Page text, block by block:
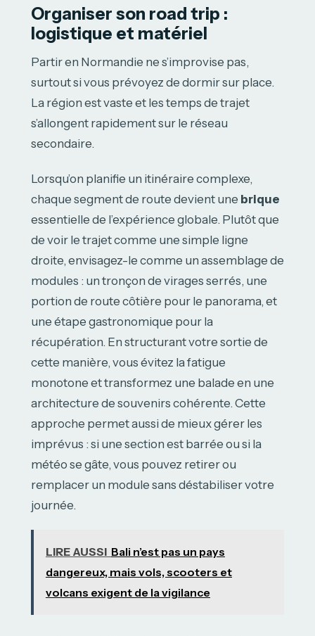
Organiser son road trip :
logistique et matériel
Partir en Normandie ne s’improvise pas,
surtout si vous prévoyez de dormir sur place.
La région est vaste et les temps de trajet
s’allongent rapidement sur le réseau
secondaire.
Lorsqu’on planifie un itinéraire complexe,
chaque segment de route devient une brique
essentielle de l’expérience globale. Plutôt que
de voir le trajet comme une simple ligne
droite, envisagez-le comme un assemblage de
modules : un tronçon de virages serrés, une
portion de route côtière pour le panorama, et
une étape gastronomique pour la
récupération. En structurant votre sortie de
cette manière, vous évitez la fatigue
monotone et transformez une balade en une
architecture de souvenirs cohérente. Cette
approche permet aussi de mieux gérer les
imprévus : si une section est barrée ou si la
météo se gâte, vous pouvez retirer ou
remplacer un module sans déstabiliser votre
journée.
LIRE AUSSI Bali n’est pas un pays
dangereux, mais vols, scooters et
volcans exigent de la vigilance